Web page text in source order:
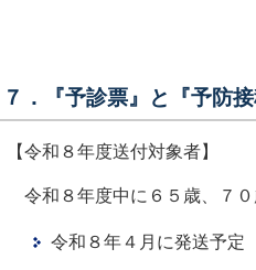
７．『予診票』と『予防
【令和８年度送付対象者】
令和８年度中に６５歳、７
令和８年４月に発送予定